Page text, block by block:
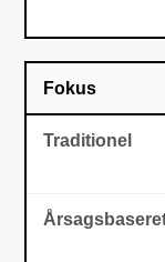
Fokus